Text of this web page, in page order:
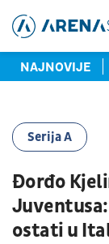
NAJNOVIJE
od Španije
Serija A
Đorđo
ostati u